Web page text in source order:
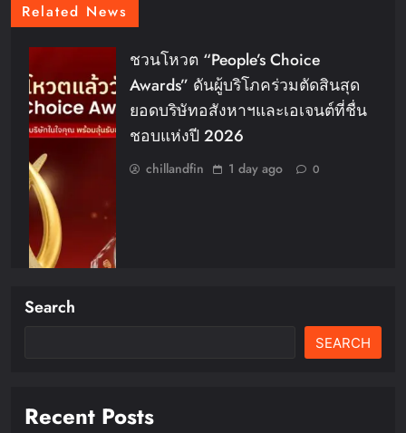
Related News
ชวนโหวต “People’s Choice
Awards” ดันผู้บริโภคร่วมตัดสินสุด
ยอดบริษัทอสังหาฯและเอเจนต์ที่ชื่น
ชอบแห่งปี 2026
chillandfin 1 day ago 0
Search
SEARCH
Recent Posts